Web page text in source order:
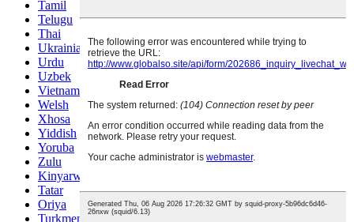
Tamil
Telugu
Thai
Ukrainian
Urdu
Uzbek
Vietnamese
Welsh
Xhosa
Yiddish
Yoruba
Zulu
Kinyarwanda
Tatar
Oriya
Turkmen